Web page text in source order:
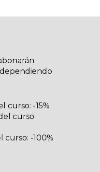
curso: -15%
curso:
curso: -100%